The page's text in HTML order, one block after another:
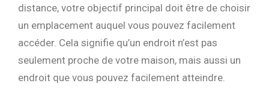
distance, votre objectif principal doit être de choisir
un emplacement auquel vous pouvez facilement
accéder. Cela signifie qu’un endroit n’est pas
seulement proche de votre maison, mais aussi un
endroit que vous pouvez facilement atteindre.